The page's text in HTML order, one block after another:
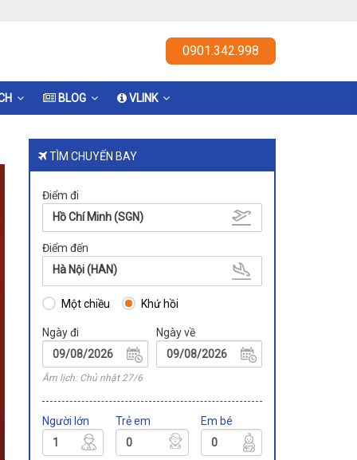
0901.342.998
BLOG VLINK
TÌM CHUYẾN BAY
Điểm đi
Hồ Chí Minh (SGN)
Điểm đến
Hà Nội (HAN)
Một chiều Khứ hồi
Ngày đi
Âm lịch: Chủ nhật 27/6
Ngày về
Người lớn Trẻ em Em bé